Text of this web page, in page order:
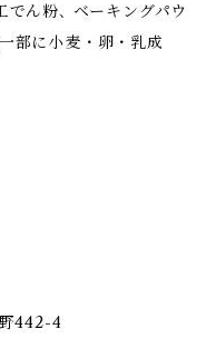
ん粉､ ベーキングパウ
部に小麦・卵・乳成
442-4